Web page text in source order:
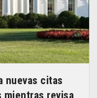
nuevas citas
mientras revisa